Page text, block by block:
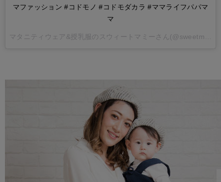
マファッション #コドモノ #コドモダカラ #ママライフパパマ
マ
マタニティウェア&授乳服のスウィートマミー さん(@sweetmommyofficial)がシェアした投稿 -